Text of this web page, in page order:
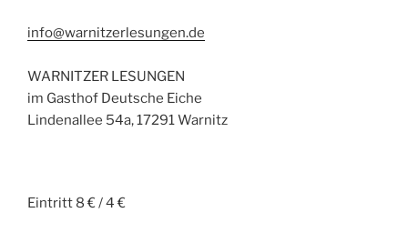
info@warnitzerlesungen.de
WARNITZER LESUNGEN
im Gasthof Deutsche Eiche
Lindenallee 54a, 17291 Warnitz
Eintritt 8 € / 4 €